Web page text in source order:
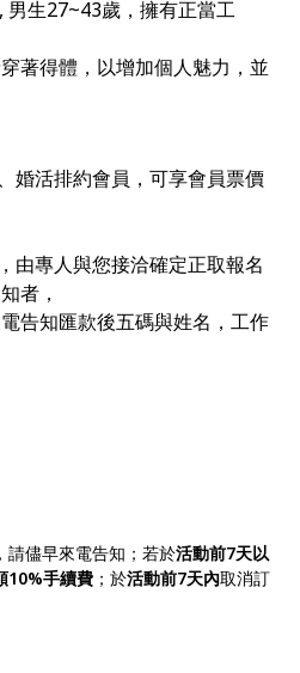
生27~43歲，擁有正當工
著得體，以增加個人魅力，並
婚活排約會員，可享會員票價
由專人與您接洽確定正取報名
者，
告知匯款後五碼與姓名，工作
請儘早來電告知；若於活動前7天以
10%手續費 ；於活動前7天內取消訂